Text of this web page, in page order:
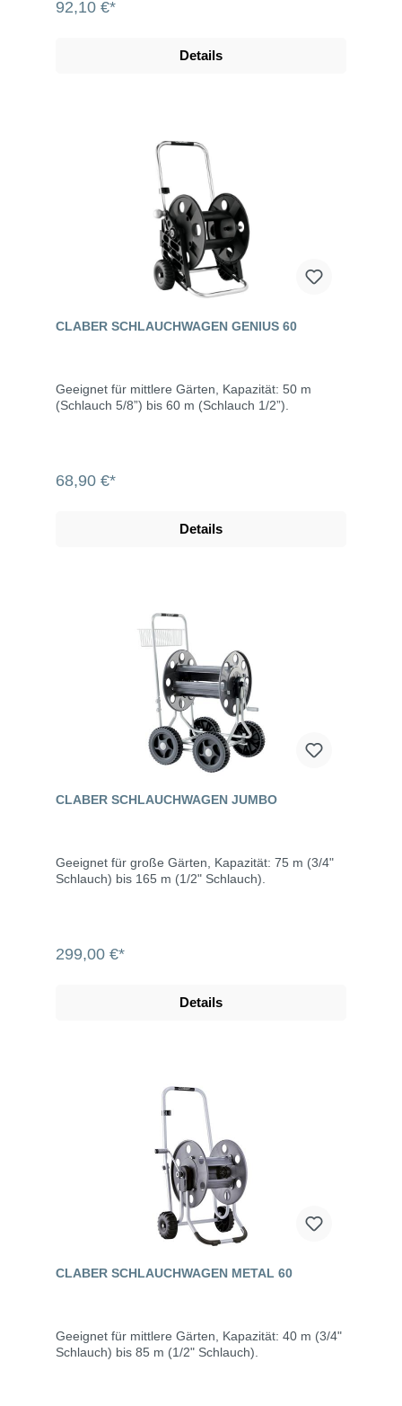
92,10 €*
Details
CLABER SCHLAUCHWAGEN GENIUS 60
Geeignet für mittlere Gärten, Kapazität: 50 m
(Schlauch 5/8”) bis 60 m (Schlauch 1/2”).
68,90 €*
Details
CLABER SCHLAUCHWAGEN JUMBO
Geeignet für große Gärten, Kapazität: 75 m (3/4"
Schlauch) bis 165 m (1/2" Schlauch).
299,00 €*
Details
CLABER SCHLAUCHWAGEN METAL 60
Geeignet für mittlere Gärten, Kapazität: 40 m (3/4"
Schlauch) bis 85 m (1/2" Schlauch).